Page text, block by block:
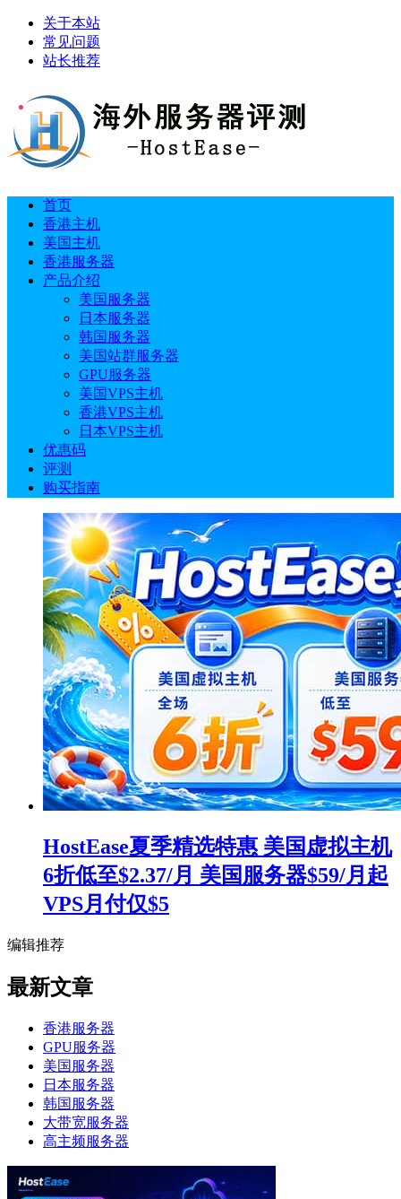
关于本站
常见问题
站长推荐
首页
香港主机
美国主机
香港服务器
产品介绍
美国服务器
日本服务器
韩国服务器
美国站群服务器
GPU服务器
美国VPS主机
香港VPS主机
日本VPS主机
优惠码
评测
购买指南
HostEase夏季精选特惠 美国虚拟主机
6折低至$2.37/月 美国服务器$59/月起
VPS月付仅$5
编辑推荐
最新文章
香港服务器
GPU服务器
美国服务器
日本服务器
韩国服务器
大带宽服务器
高主频服务器